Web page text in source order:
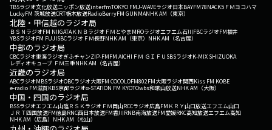
TBSラジオ文化放送ニッポン放送interfmTOKYO FMJ-WAVEラジオ日本BAYFM78NACK5 ＦＭヨコハマ
LuckyFM 茨城放送CRT栃木放送RadioBerryFM GUNMANHK AM（東京）
北陸・甲信越のラジオ局
ＢＳＮラジオFM NIIGATAＫＮＢラジオ ＦＭとやまMROラジオエフエム石川FBCラジオFM福井
YBSラジオFM FUJISBCラジオ ＦＭ長野NHK AM（東京） NHK AM（名古屋）
中部のラジオ局
CBCラジオ東海ラジオぎふチャンZIP-FMFM AICHI ＦＭ ＧＩＦＵ SBSラジオK-MIX SHIZUOKA
レディオキューブ ＦＭ三重NHK AM（名古屋）
近畿のラジオ局
ABCラジオMBSラジオOBCラジオ大阪FM COCOLOFM802FM大阪ラジオ関西Kiss FM KOBE
e-radio FM滋賀KBS京都ラジオα-STATION FM KYOTOwbs和歌山放送NHK AM（大阪）
中国・四国のラジオ局
BSSラジオエフエム山陰ＲＳＫラジオ ＦＭ岡山RCCラジオ広島FM ＫＲＹ山口放送エフエム山口
ＪＲＴ四国放送FM徳島RNC西日本放送FM香川RNB南海放送FM愛媛RKC高知放送エフエム高知
NHK AM（広島） NHK AM（松山）